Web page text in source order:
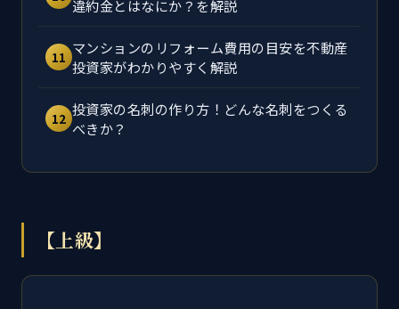
違約金とはなにか？を解説
11 マンションのリフォーム費用の目安を不動産
投資家がわかりやすく解説
12 投資家の名刺の作り方！どんな名刺をつくる
べきか？
【上級】